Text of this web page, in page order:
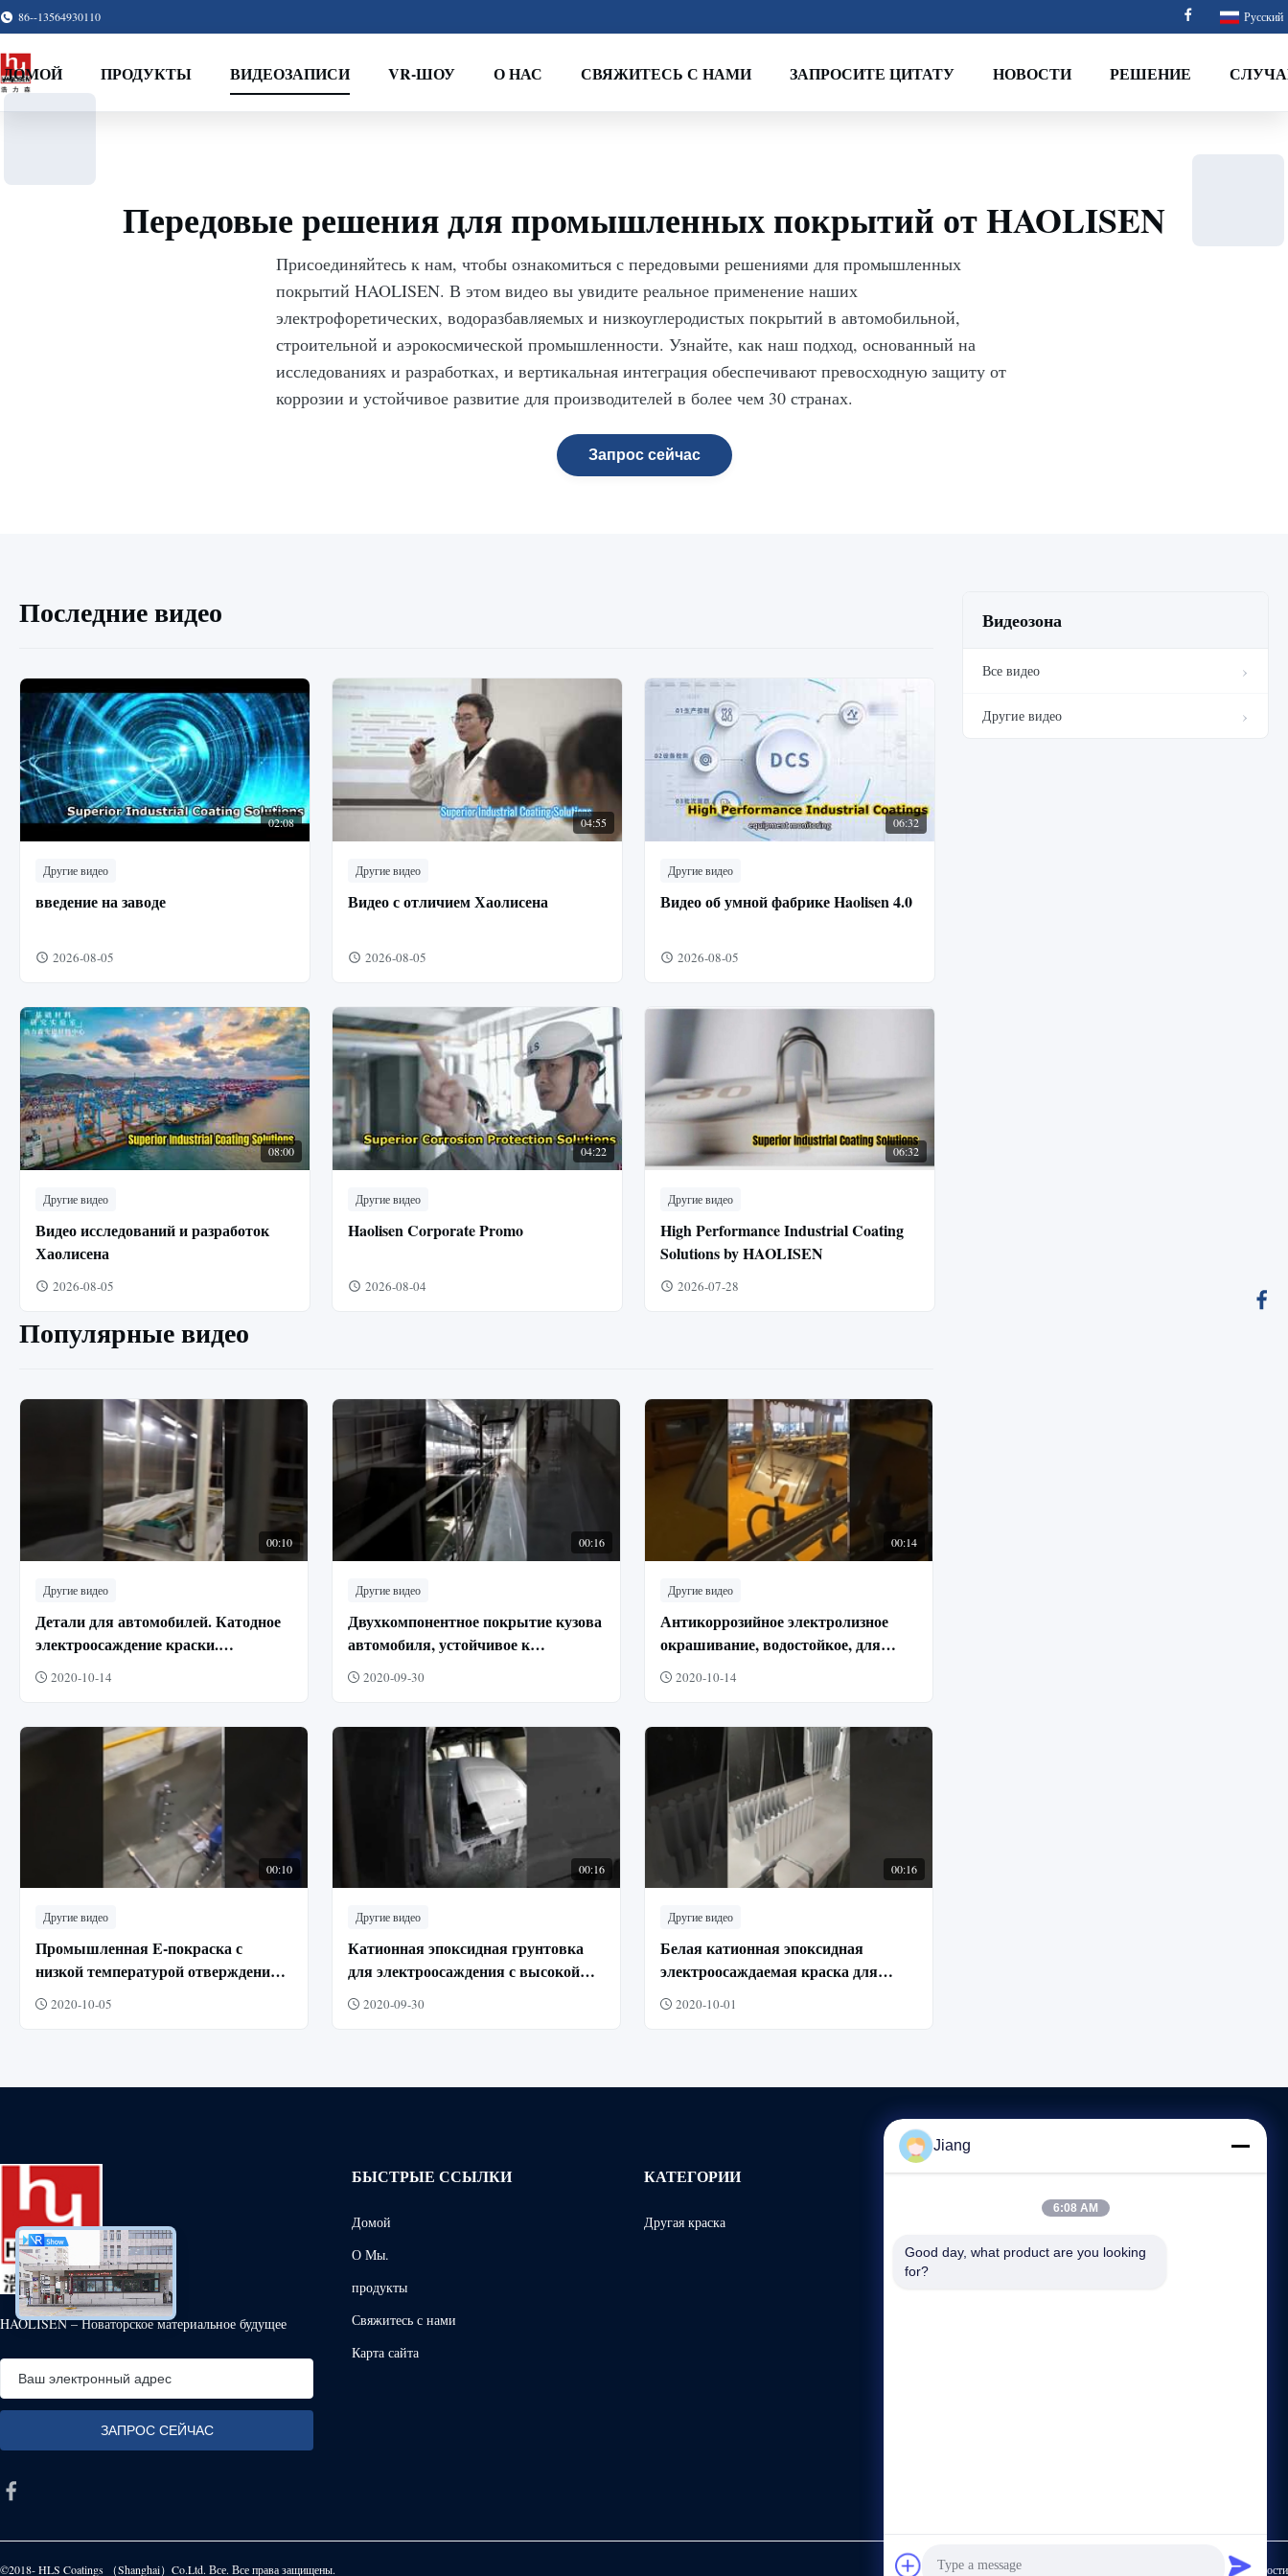
86--13564930110 Русский
ДОМОЙ ПРОДУКТЫ ВИДЕОЗАПИСИ VR-ШОУ О НАС СВЯЖИТЕСЬ С НАМИ ЗАПРОСИТЕ ЦИТАТУ НОВОСТИ РЕШЕНИЕ
Передовые решения для промышленных покрытий от HAOLISEN
Присоединяйтесь к нам, чтобы ознакомиться с передовыми решениями для промышленных
покрытий HAOLISEN. В этом видео вы увидите реальное применение наших
электрофоретических, водоразбавляемых и низкоуглеродистых покрытий в автомобильной,
строительной и аэрокосмической промышленности. Узнайте, как наш подход, основанный на
исследованиях и разработках, и вертикальная интеграция обеспечивают превосходную защиту от
коррозии и устойчивое развитие для производителей в более чем 30 странах.
Запрос сейчас
Последние видео
02:08
Другие видео
введение на заводе
2026-08-05
04:55
Другие видео
Видео с отличием Хаолисена
2026-08-05
06:32
Другие видео
Видео об умной фабрике Haolisen 4.0
2026-08-05
08:00
Другие видео
Видео исследований и разработок
Хаолисена
2026-08-05
04:22
Другие видео
Haolisen Corporate Promo
2026-08-04
06:32
Другие видео
High Performance Industrial Coating
Solutions by HAOLISEN
2026-07-28
Популярные видео
00:10
Другие видео
Детали для автомобилей. Катодное
электроосаждение краски.
Ультранизкотемпературное
покрытие.
2020-10-14
00:16
Другие видео
Двухкомпонентное покрытие кузова
автомобиля, устойчивое к
царапинам
2020-09-30
00:14
Другие видео
Антикоррозийное электролизное
окрашивание, водостойкое, для
инженерного дела и
машиностроения
2020-10-14
00:10
Другие видео
Промышленная E-покраска с
низкой температурой отверждения и
устойчивостью к соляному туману
2020-10-05
00:16
Другие видео
Катионная эпоксидная грунтовка
для электроосаждения с высокой
антикоррозийной защитой для
автомобилей
2020-09-30
00:16
Другие видео
Белая катионная эпоксидная
электроосаждаемая краска для
защитного покрытия автомобилей
2020-10-01
Видеозона
Все видео
Другие видео
HAOLISEN – Новаторское материальное будущее
БЫСТРЫЕ ССЫЛКИ
Домой
О Мы.
продукты
Свяжитесь с нами
Карта сайта
КАТЕГОРИИ
Другая краска
СВЯЖИТЕСЬ С НАМИ
86--13564930110
8:30-17:30
©2018- HLS Coatings （Shanghai）Co.Ltd. Все. Все права защищены. Политика конфиденциальности
Jiang
6:08 AM
Good day, what product are you looking
for?